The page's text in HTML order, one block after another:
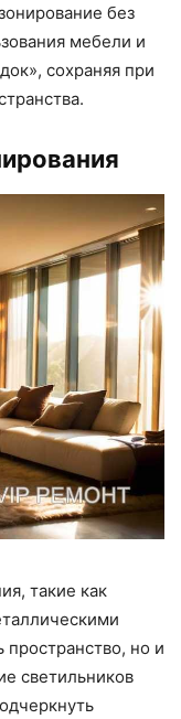
без
мебели и
сохраняя при
такие как
но и
светильников